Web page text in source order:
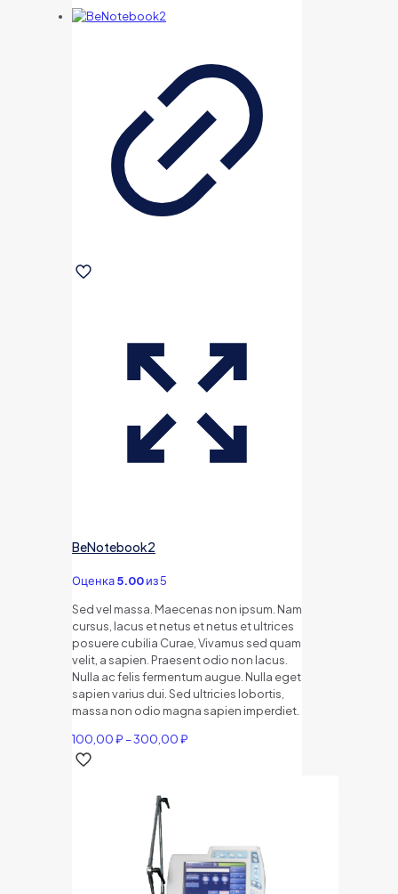
BeNotebook2
Оценка5.00из 5
Sed vel massa. Maecenas non ipsum. Nam
cursus, lacus et netus et netus et ultrices
posuere cubilia Curae, Vivamus sed quam
velit, a sapien. Praesent odio non lacus.
Nulla ac felis fermentum augue. Nulla eget
sapien varius dui. Sed ultricies lobortis,
massa non odio magna sapien imperdiet.
100,00₽ –300,00₽